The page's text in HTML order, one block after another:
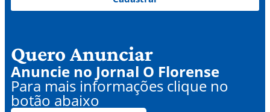
Quero Anunciar
Anuncie no Jornal O Florense
Para mais informações clique no
botão abaixo